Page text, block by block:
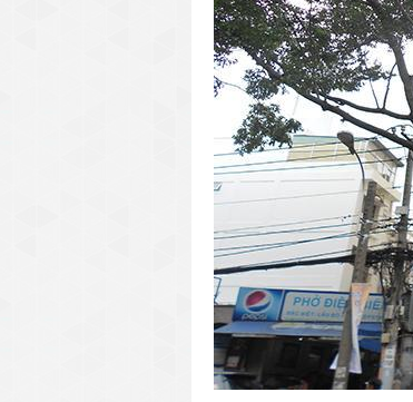
văn phòng cho thuê quận 3
văn phòng quận 1
văn phòng quận 3
cao ốc văn phòng quận 1
cao ốc văn phòng quận 3